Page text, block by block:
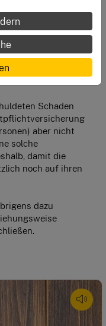
an
Kosten, die
Person verletzt
um sehr viel Geld
geschädigten
werden muss.
Schaden
aber nicht
solche
damit die
noch auf ihren
dazu